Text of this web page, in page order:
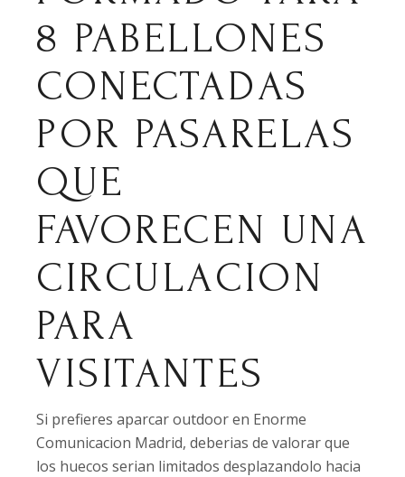
8 PABELLONES
CONECTADAS
POR PASARELAS
QUE
FAVORECEN UNA
CIRCULACION
PARA
VISITANTES
Si prefieres aparcar outdoor en Enorme
Comunicacion Madrid, deberias de valorar que
los huecos serian limitados desplazandolo hacia